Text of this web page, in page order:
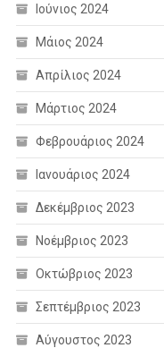
Ιούνιος 2024
Μάιος 2024
Απρίλιος 2024
Μάρτιος 2024
Φεβρουάριος 2024
Ιανουάριος 2024
Δεκέμβριος 2023
Νοέμβριος 2023
Οκτώβριος 2023
Σεπτέμβριος 2023
Αύγουστος 2023